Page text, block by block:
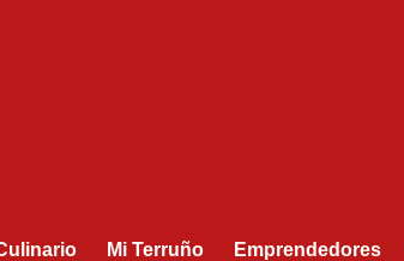
Mi Terruño Emprendedores